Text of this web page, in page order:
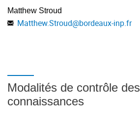
Matthew Stroud
Matthew.Stroud@bordeaux-inp.fr
Modalités de contrôle des
connaissances